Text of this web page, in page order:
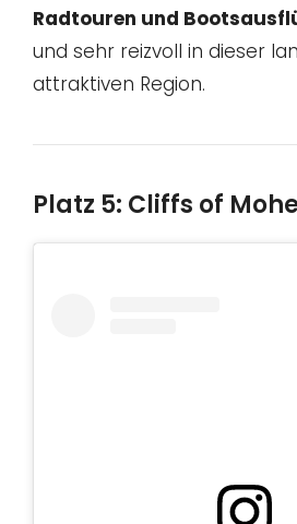
Radtouren und
und sehr reizvoll in dieser
attraktiven Region.
Platz 5: Cliffs of